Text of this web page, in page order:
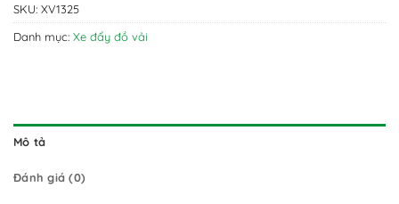
SKU: XV1325
Danh mục: Xe đẩy đồ vải
Mô tả
Đánh giá (0)